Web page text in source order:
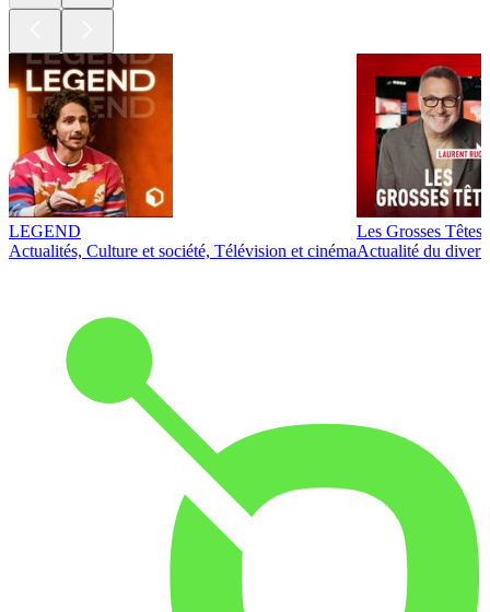
LEGEND
Actualités, Culture et société, Télévision et cinéma
Les Grosses Têtes
Actualité du